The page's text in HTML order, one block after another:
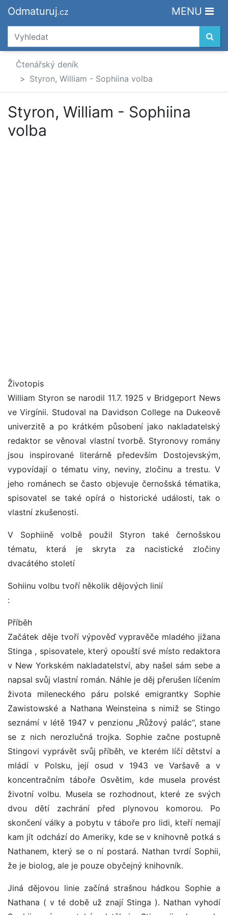
Odmaturuj.cz MENU
Čtenářský deník
Styron, William - Sophiina volba
Styron, William - Sophiina
volba
Životopis
William Styron se narodil 11.7. 1925 v Bridgeport News
ve Virgínii. Studoval na Davidson College na Dukeově
univerzitě a po krátkém působení jako nakladatelský
redaktor se věnoval vlastní tvorbě. Styronovy romány
jsou inspirované literárně především Dostojevským,
vypovídají o tématu viny, neviny, zločinu a trestu. V
jeho románech se často objevuje černošská tématika,
spisovatel se také opírá o historické události, tak o
vlastní zkušenosti.
V Sophiině volbě použil Styron také černošskou
tématu, která je skryta za nacistické zločiny
dvacátého století
Sohiinu volbu tvoří několik dějových linií
:
Příběh
Začátek děje tvoří výpověď vypravěče mladého jižana
Stinga , spisovatele, který opouští své místo redaktora
v New Yorkském nakladatelství, aby našel sám sebe a
napsal svůj vlastní román. Náhle je děj přerušen líčením
života mileneckého páru polské emigrantky Sophie
Zawistowské a Nathana Weinsteina s nimiž se Stingo
seznámí v létě 1947 v penzionu „Růžový palác“, stane
se z nich nerozlučná trojka. Sophie začne postupně
Stingovi vyprávět svůj příběh, ve kterém líčí dětství a
mládí v Polsku, její osud v 1943 ve Varšavě a v
koncentračním táboře Osvětim, kde musela provést
životní volbu. Musela se rozhodnout, které ze svých
dvou dětí zachrání před plynovou komorou. Po
skončení války a pobytu v táboře pro lidi, kteří nemají
kam jít odchází do Ameriky, kde se v knihovně potká s
Nathanem, který se o ní postará. Nathan tvrdí Sophii,
že je biolog, ale je pouze obyčejný knihovník.
Jiná dějovou linie začíná strašnou hádkou Sophie a
Nathana ( v té době už znají Stinga ). Nathan vyhodí